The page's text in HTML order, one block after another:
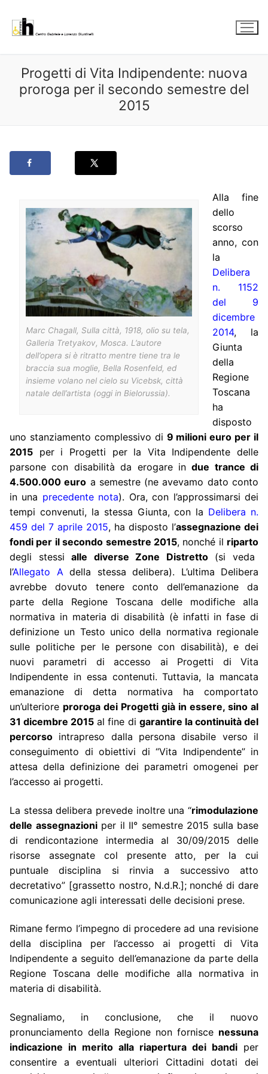
contenuto
Progetti di Vita Indipendente: nuova
proroga per il secondo semestre del
2015
Marc Chagall, Sulla città, 1918, olio su tela,
Galleria Tretyakov, Mosca. L’autore
dell’opera si è ritratto mentre tiene tra le
braccia sua moglie, Bella Rosenfeld, ed
insieme volano nel cielo su Vicebsk, città
natale dell’artista (oggi in Bielorussia).
Alla fine
dello
scorso
anno, con
la
Delibera
n. 1152
del 9
dicembre
2014, la
Giunta
della
Regione
Toscana
ha
disposto
uno stanziamento complessivo di 9 milioni euro per il
2015 per i Progetti per la Vita Indipendente delle
parsone con disabilità da erogare indue trance di
4.500.000 euro a semestre (ne avevamo dato conto
in una precedente nota). Ora, con l’approssimarsi dei
tempi convenuti, la stessa Giunta, con la Delibera n.
459 del 7 aprile 2015, ha disposto l’assegnazione dei
fondi per il secondo semestre 2015, nonché il riparto
degli stessi alle diverse Zone Distretto(si veda
l’Allegato Adella stessa delibera). L’ultima Delibera
avrebbe dovuto tenere conto dell’emanazione da
parte della Regione Toscana delle modifiche alla
normativa in materia di disabilità (è infatti in fase di
definizione un Testo unico della normativa regionale
sulle politiche per le persone con disabilità), e dei
nuovi parametri di accesso ai Progetti di Vita
Indipendente in essa contenuti. Tuttavia, la mancata
emanazione di detta normativa ha comportato
un’ulteriore proroga dei Progetti già in essere, sino al
31 dicembre 2015 al fine di garantire la continuitàdel
percorso intrapreso dalla persona disabile verso il
conseguimento di obiettivi di “Vita Indipendente” in
attesa della definizione dei parametri omogenei per
l’accesso ai progetti.
La stessa delibera prevede inoltre una “rimodulazione
delle assegnazioniper il II° semestre 2015 sulla base
di rendicontazione intermedia al 30/09/2015 delle
risorse assegnate col presente atto, per la cui
puntuale disciplina si rinvia a successivo atto
decretativo” [grassetto nostro, N.d.R.]; nonché di dare
comunicazione agli interessati delle decisioni prese.
Rimane fermo l’impegno di procedere ad una revisione
della disciplina per l’accesso ai progetti di Vita
Indipendente a seguito dell’emanazione da parte della
Regione Toscana delle modifiche alla normativa in
materia di disabilità.
Segnaliamo, in conclusione, che il nuovo
pronunciamento della Regione non fornisce nessuna
indicazione in merito alla riapertura dei bandi per
consentire a eventuali ulteriori Cittadini dotati dei